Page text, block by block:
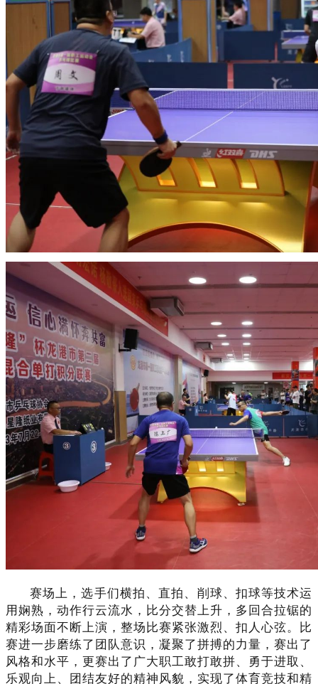
赛场上，选手们横拍、直拍、削球、扣球等技术运
用娴熟，动作行云流水，比分交替上升，多回合拉锯的
精彩场面不断上演，整场比赛紧张激烈、扣人心弦。比
赛进一步磨练了团队意识，凝聚了拼搏的力量，赛出了
风格和水平，更赛出了广大职工敢打敢拼、勇于进取、
乐观向上、团结友好的精神风貌，实现了体育竞技和精